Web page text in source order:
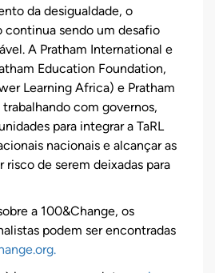
da desigualdade, o
continua sendo um desafio
A Pratham International e
Education Foundation,
Learning Africa) e Pratham
com governos,
para integrar a TaRL
nacionais e alcançar as
risco de serem deixadas para
a 100&Change, os
podem ser encontradas